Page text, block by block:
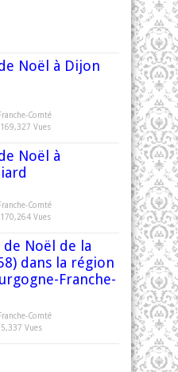
Noël à Dijon
Comté
169,327 Vues
Noël à
Comté
170,264 Vues
de Noël de la
dans la région
Franche-
Comté
5,337 Vues